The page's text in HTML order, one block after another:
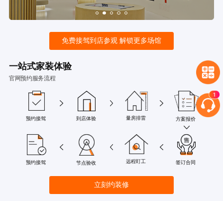
免费接驾到店参观 解锁更多场馆
一站式家装体验
官网预约服务流程
预约接驾 到店体验 量房排雷 方案报价
预约接驾 节点验收 远程盯工 签订合同
立刻约装修